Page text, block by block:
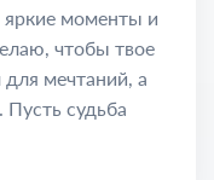
яркие моменты и
чтобы твое
мечтаний, а
судьба